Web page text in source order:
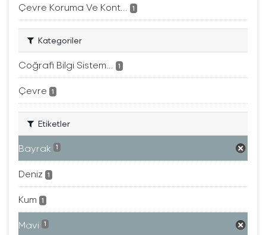
Çevre Koruma Ve Kont... 1
Kategoriler
Coğrafi Bilgi Sistem... 1
Çevre 1
Etiketler
Bayrak 1
Deniz 1
Kum 1
Mavi 1